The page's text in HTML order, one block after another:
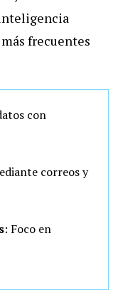
frecuentes
con
correos y
: Foco en